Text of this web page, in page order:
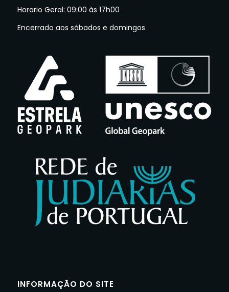
Horario Geral: 09:00 às 17h00
Encerrado aos sábados e domingos
INFORMAÇÃO DO SITE